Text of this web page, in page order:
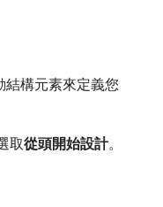
結構元素來定義您
取​從頭開始設計。